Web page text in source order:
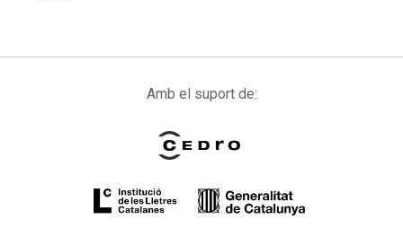
Amb el suport de: